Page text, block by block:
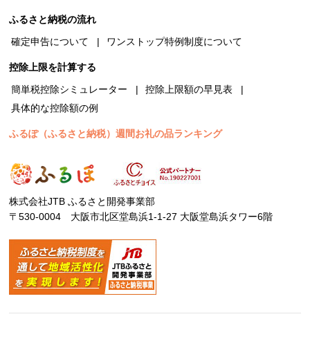
ふるさと納税の流れ
確定申告について
ワンストップ特例制度について
控除上限を計算する
簡単税控除シミュレーター
控除上限額の早見表
具体的な控除額の例
ふるぽ（ふるさと納税）週間お礼の品ランキング
株式会社JTB ふるさと開発事業部
〒530-0004 大阪市北区堂島浜1-1-27 大阪堂島浜タワー6階